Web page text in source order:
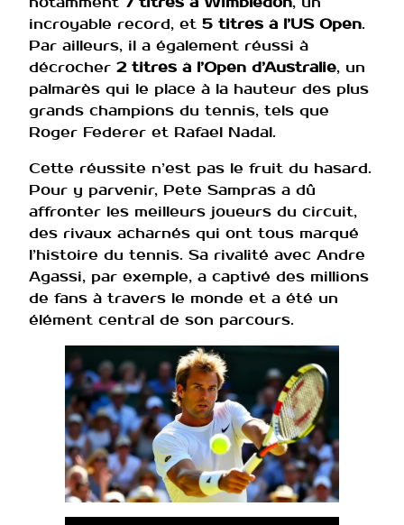
incroyable record, et 5 titres à l’US Open.
Par ailleurs, il a également réussi à
décrocher 2 titres à l’Open d’Australie, un
palmarès qui le place à la hauteur des plus
grands champions du tennis, tels que
Roger Federer et Rafael Nadal.
Cette réussite n’est pas le fruit du hasard.
Pour y parvenir, Pete Sampras a dû
affronter les meilleurs joueurs du circuit,
des rivaux acharnés qui ont tous marqué
l’histoire du tennis. Sa rivalité avec Andre
Agassi, par exemple, a captivé des millions
de fans à travers le monde et a été un
élément central de son parcours.